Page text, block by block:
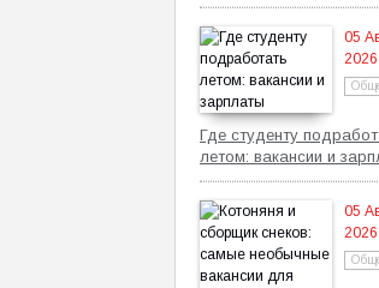
05
Где студенту
летом: вакансии и
05